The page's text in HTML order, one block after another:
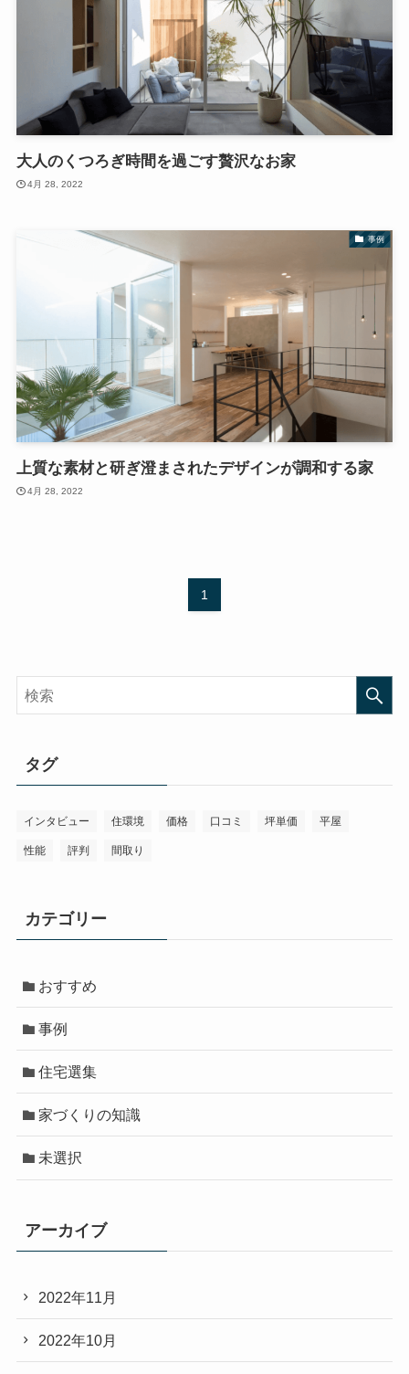
大人のくつろぎ時間を過ごす贅沢なお家
4月 28, 2022
事例
上質な素材と研ぎ澄まされたデザインが調和する家
4月 28, 2022
1
タグ
インタビュー 住環境 価格 口コミ 坪単価 平屋
性能 評判 間取り
カテゴリー
おすすめ
事例
住宅選集
家づくりの知識
未選択
アーカイブ
2022年11月
2022年10月